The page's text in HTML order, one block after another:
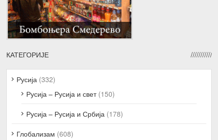
КАТЕГОРИЈЕ
Русија (332)
Русија – Русија и свет(150)
Русија – Русија и Србија (178)
Глобализам (608)